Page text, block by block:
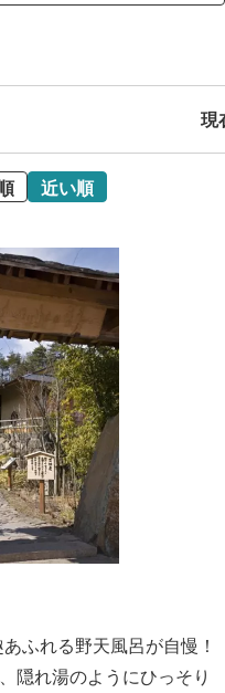
現
近い順
隠れ湯のようにひっそり